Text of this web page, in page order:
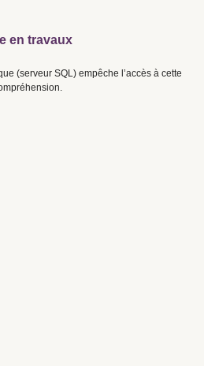
en travaux
(serveur SQL) empêche l’accès à cette